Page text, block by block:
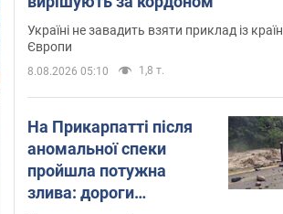
Україні не завадить взяти приклад із країн
Європи
8.08.2026 05:10 1,8 т.
На Прикарпатті після
аномальної спеки
пройшла потужна
злива: дороги